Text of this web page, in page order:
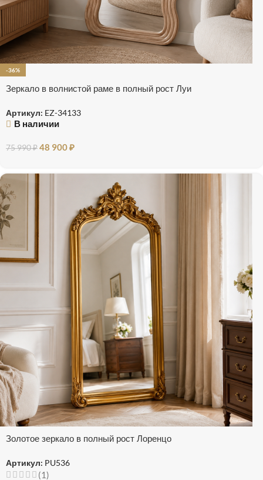
-36%
Зеркало в волнистой раме в полный рост Луи
Артикул: EZ-34133
В наличии
75 990₽48 900₽
Золотое зеркало в полный рост Лоренцо
Артикул: PU536
(1)